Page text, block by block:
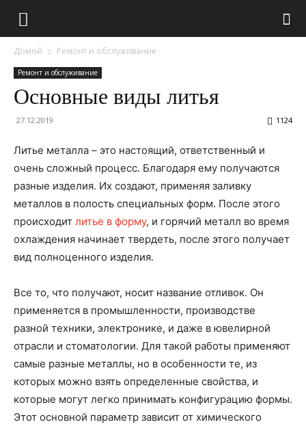
Домой Ремонт и обслуживание
Ремонт и обслуживание
Основные виды литья
27.12.2019 1124
Литье металла – это настоящий, ответственный и
очень сложный процесс. Благодаря ему получаются
разные изделия. Их создают, применяя заливку
металлов в полость специальных форм. После этого
происходит литье в форму, и горячий металл во время
охлаждения начинает твердеть, после этого получает
вид полноценного изделия.
Все то, что получают, носит название отливок. Он
применяется в промышленности, производстве
разной техники, электронике, и даже в ювелирной
отрасли и стоматологии. Для такой работы применяют
самые разные металлы, но в особенности те, из
которых можно взять определенные свойства, и
которые могут легко принимать конфигурацию формы.
Этот основной параметр зависит от химического